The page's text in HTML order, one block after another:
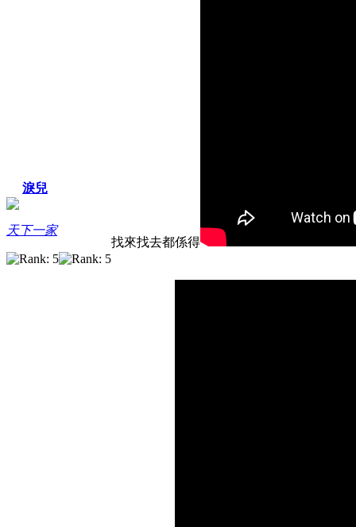
淚兒
天下一家
找來找去都係得